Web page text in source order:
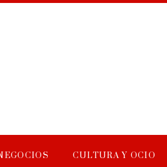
CULTURA Y OCIO